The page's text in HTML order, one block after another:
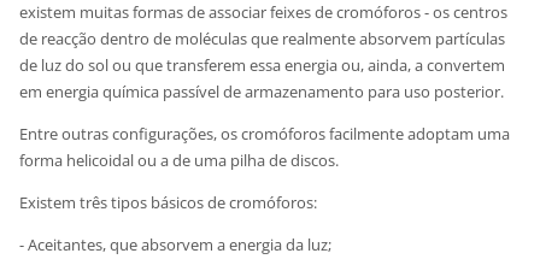
existem muitas formas de associar feixes de cromóforos - os centros
de reacção dentro de moléculas que realmente absorvem partículas
de luz do sol ou que transferem essa energia ou, ainda, a convertem
em energia química passível de armazenamento para uso posterior.
Entre outras configurações, os cromóforos facilmente adoptam uma
forma helicoidal ou a de uma pilha de discos.
Existem três tipos básicos de cromóforos:
- Aceitantes, que absorvem a energia da luz;